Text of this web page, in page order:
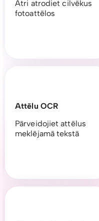
Attēlu OCR
Pārveidojiet attēlus
meklējamā tekstā
Ātri atrodiet cilvēkus
fotoattēlos